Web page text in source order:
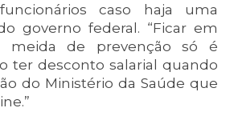
caso haja uma
governo federal. “Ficar em
meida de prevenção só é
ter desconto salarial quando
do Ministério da Saúde que